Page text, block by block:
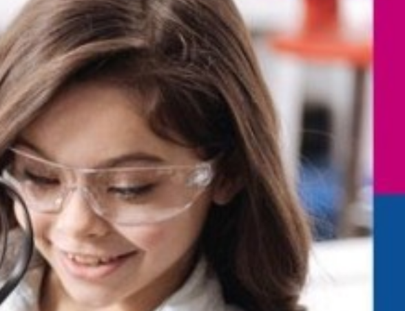
Σελίδες
Συνοδευτικό Υλικό
Όχι
ISBN
978-618-202-024-1
Βάρος
0.54kg
Ετικέτες: Lego Education,Mindstorms EV3